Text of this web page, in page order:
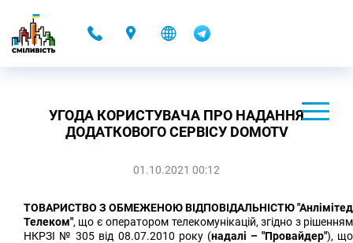
УГОДА КОРИСТУВАЧА ПРО НАДАННЯ
ДОДАТКОВОГО СЕРВІСУ DOMOTV
01.10.2021 00:12
ТОВАРИСТВО З ОБМЕЖЕНОЮ ВІДПОВІДАЛЬНІСТЮ "Анлімітед
Телеком", що є оператором телекомунікацій, згідно з рішенням
НКРЗІ № 305 від 08.07.2010 року (надалі – "Провайдер"), що